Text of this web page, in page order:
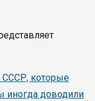
СССР, которые
иногда доводили